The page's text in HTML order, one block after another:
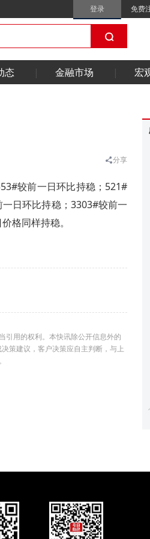
登录 免费
态 金融市场 宏
分享
较前一日环比持稳；521#
日环比持稳；3303#较前一
格同样持稳。
引用的权利。本快讯除公开信息外的
策建议，客户决策应自主判断，与上